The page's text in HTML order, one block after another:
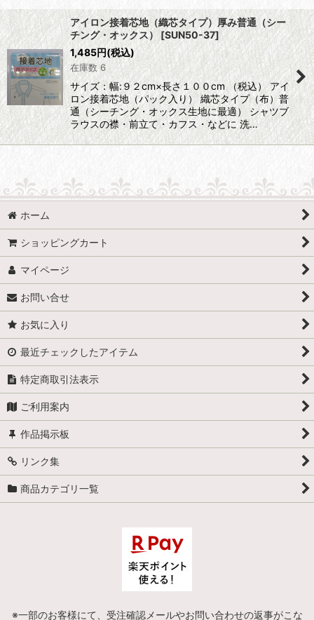
アイロン接着芯地（織芯タイプ）厚み普通（シー
チング・オックス） [SUN50-37]
1,485円(税込)
在庫数 6
サイズ：幅:９２cm×長さ１００cm （税込） アイ
ロン接着芯地（パック入り） 織芯タイプ（布）普
通（シーチング・オックス生地に最適） シャツブ
ラウスの襟・前立て・カフス・などに 洗…
ホーム
ショッピングカート
マイページ
お問い合せ
お気に入り
最近チェックしたアイテム
特定商取引法表示
ご利用案内
作品掲示板
リンク集
商品カテゴリ一覧
※一部のお客様にて、受注確認メールやお問い合わせの返事がこな